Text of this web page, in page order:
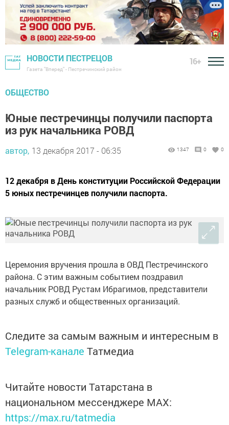
НОВОСТИ ПЕСТРЕЦОВ
Газета "Вперед" - Пестречинский район
16+
ОБЩЕСТВО
Юные пестречинцы получили паспорта
из рук начальника РОВД
автор, 13 декабря 2017 - 06:35 1347 0 0
12 декабря в День конституции Российской Федерации
5 юных пестречинцев получили паспорта.
Церемония вручения прошла в ОВД Пестречинского
района. С этим важным событием поздравил
начальник РОВД Рустам Ибрагимов, представители
разных служб и общественных организаций.
Следите за самым важным и интересным в
Telegram-канале Татмедиа
Читайте новости Татарстана в
национальном мессенджере MАХ:
https://max.ru/tatmedia